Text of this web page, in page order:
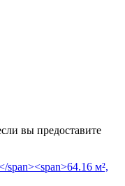
вы предоставите